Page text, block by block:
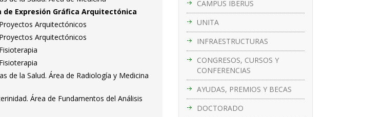
CAMPUS IBERUS
UNITA
INFRAESTRUCTURAS
CONGRESOS, CURSOS Y
CONFERENCIAS
AYUDAS, PREMIOS Y BECAS
DOCTORADO
de Expresión Gráfica Arquitectónica
Arquitectónicos
Arquitectónicos
de la Salud. Área de Radiología y Medicina
Área de Fundamentos del Análisis